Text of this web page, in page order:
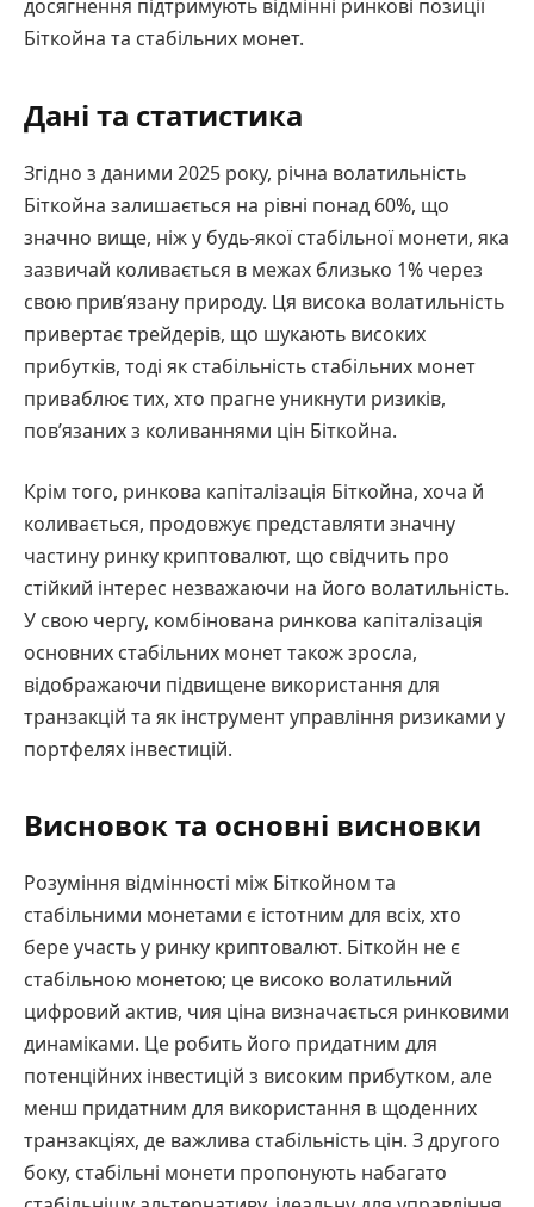
досягнення підтримують відмінні ринкові позиції
Біткойна та стабільних монет.
Дані та статистика
Згідно з даними 2025 року, річна волатильність
Біткойна залишається на рівні понад 60%, що
значно вище, ніж у будь-якої стабільної монети, яка
зазвичай коливається в межах близько 1% через
свою прив’язану природу. Ця висока волатильність
привертає трейдерів, що шукають високих
прибутків, тоді як стабільність стабільних монет
приваблює тих, хто прагне уникнути ризиків,
пов’язаних з коливаннями цін Біткойна.
Крім того, ринкова капіталізація Біткойна, хоча й
коливається, продовжує представляти значну
частину ринку криптовалют, що свідчить про
стійкий інтерес незважаючи на його волатильність.
У свою чергу, комбінована ринкова капіталізація
основних стабільних монет також зросла,
відображаючи підвищене використання для
транзакцій та як інструмент управління ризиками у
портфелях інвестицій.
Висновок та основні висновки
Розуміння відмінності між Біткойном та
стабільними монетами є істотним для всіх, хто
бере участь у ринку криптовалют. Біткойн не є
стабільною монетою; це високо волатильний
цифровий актив, чия ціна визначається ринковими
динаміками. Це робить його придатним для
потенційних інвестицій з високим прибутком, але
менш придатним для використання в щоденних
транзакціях, де важлива стабільність цін. З другого
боку, стабільні монети пропонують набагато